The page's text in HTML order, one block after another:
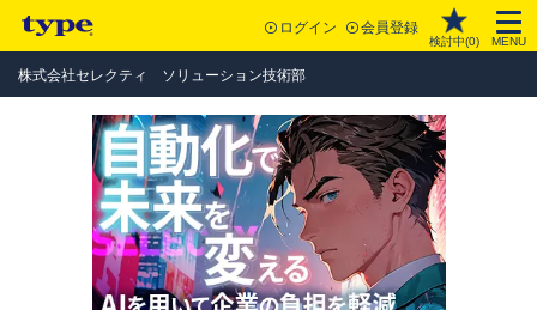
ログイン 会員登録
検討中(0) MENU
株式会社セレクティ ソリューション技術部